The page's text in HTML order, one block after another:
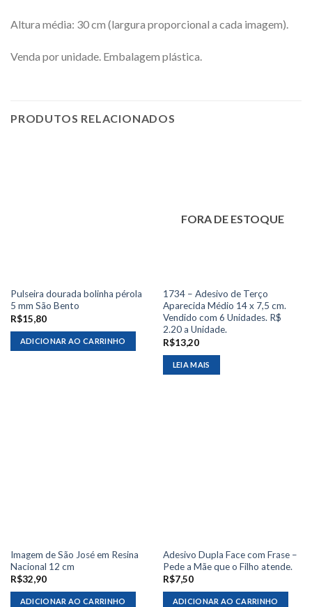
Altura média: 30 cm (largura proporcional a cada imagem).
Venda por unidade. Embalagem plástica.
PRODUTOS RELACIONADOS
Pulseira dourada bolinha pérola
5 mm São Bento
R$15,80
ADICIONAR AO CARRINHO
FORA DE ESTOQUE
1734 – Adesivo de Terço
Aparecida Médio 14 x 7,5 cm.
Vendido com 6 Unidades. R$
2.20 a Unidade.
R$13,20
LEIA MAIS
Imagem de São José em Resina
Nacional 12 cm
R$32,90
ADICIONAR AO CARRINHO
Adesivo Dupla Face com Frase –
Pede a Mãe que o Filho atende.
R$7,50
ADICIONAR AO CARRINHO